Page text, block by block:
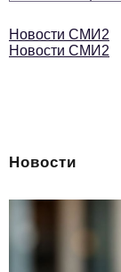
Новости СМИ2
Новости СМИ2
Новости